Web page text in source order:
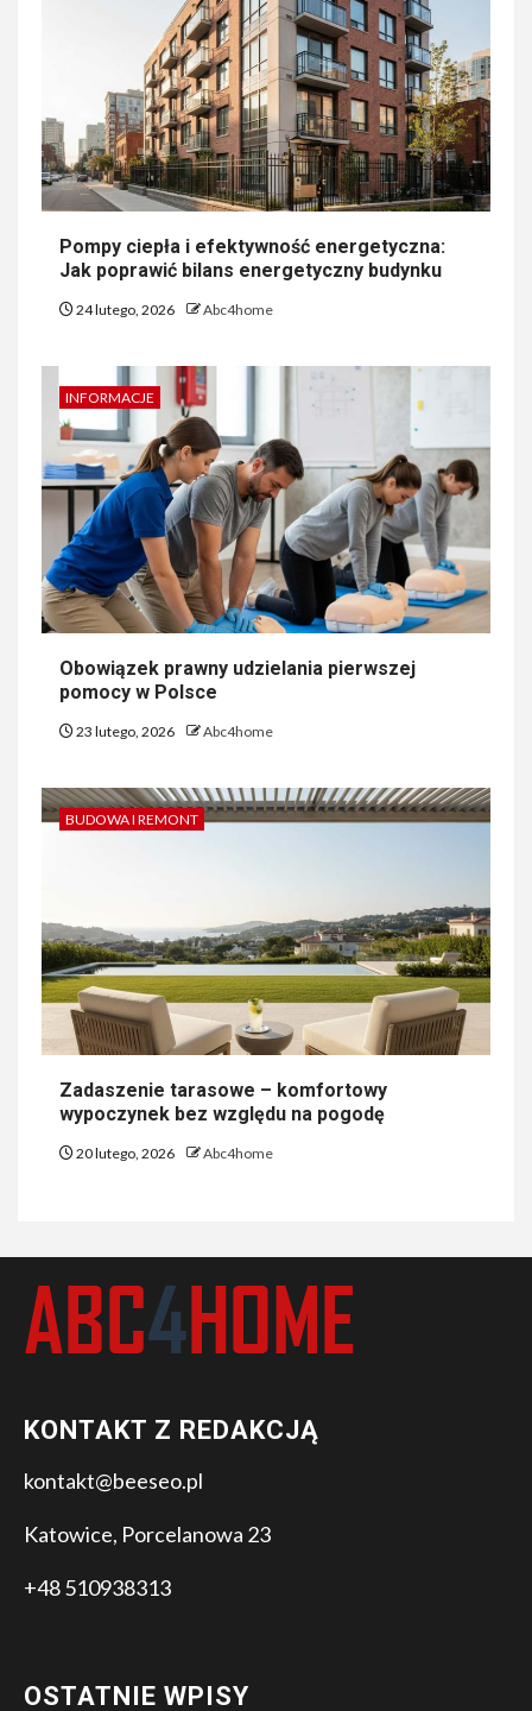
Pompy ciepła i efektywność energetyczna:
Jak poprawić bilans energetyczny budynku
24 lutego, 2026 Abc4home
INFORMACJE
Obowiązek prawny udzielania pierwszej
pomocy w Polsce
23 lutego, 2026 Abc4home
BUDOWA I REMONT
Zadaszenie tarasowe – komfortowy
wypoczynek bez względu na pogodę
20 lutego, 2026 Abc4home
KONTAKT Z REDAKCJĄ
kontakt@beeseo.pl
Katowice, Porcelanowa 23
+48 510938313
OSTATNIE WPISY